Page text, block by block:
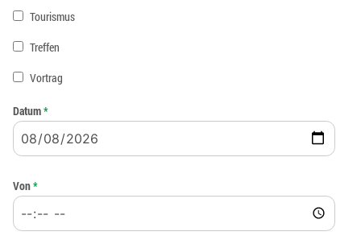
Tourismus
Treffen
Vortrag
Datum*
Von*